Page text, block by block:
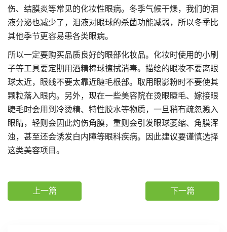
伤、结膜炎等常见的化妆性眼病。冬季气候干燥，我们的泪
液分泌也减少了，泪液对眼球的杀菌功能减弱，所以冬季比
其他季节更容易患各类眼病。
所以一定要购买品质良好的眼部化妆品。化妆时使用的小刷
子等工具要定期用酒精棉球擦拭消毒。描绘的眼妆不要离眼
球太近，眼线不要太靠近睫毛根部。取用眼影粉时不要使其
颗粒落入眼内。另外，现在一些美容院在烫眼睫毛、嫁接眼
睫毛时会用到冷烫精、特性胶水等物质，一旦稍有疏忽溅入
眼睛，轻则会因此灼伤角膜，重则会引发眼球萎缩、角膜浑
浊，甚至还会诱发白内障等眼科疾病。因此建议要谨慎选择
这类美容项目。
上一篇 下一篇